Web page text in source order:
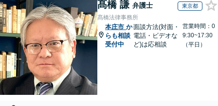
髙橋 謙 弁護士 東京都
髙橋法律事務所
本庄市 か
らも相談
受付中
面談方法(対面・
電話・ビデオな
ど)は応相談
営業時間：0
9:30~17:30
（平日）